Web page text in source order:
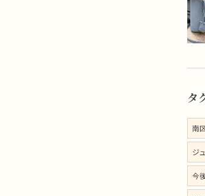
タ
南
ジ
今